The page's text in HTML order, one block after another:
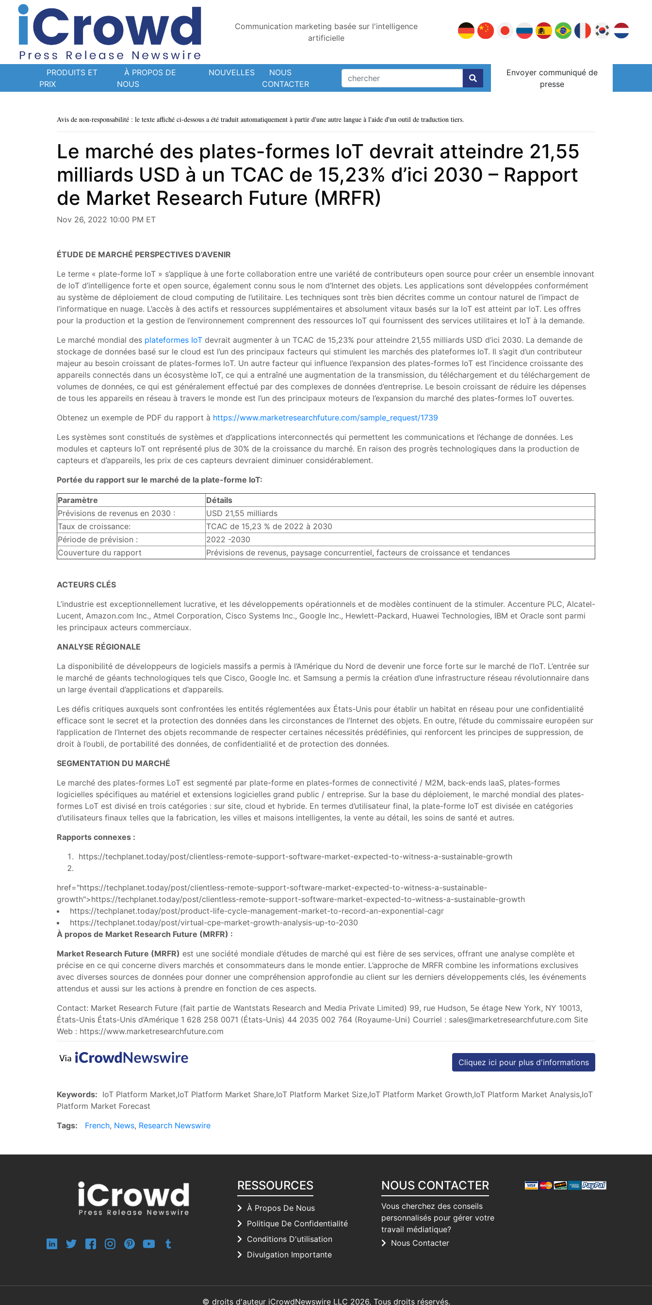
Communication marketing basée sur l'intelligence
artificielle
PRODUITS ET
PRIX
À PROPOS DE
NOUS
NOUVELLES
NOUS
CONTACTER
Envoyer communiqué de
presse
Avis de non-responsabilité : le texte affiché ci-dessous a été traduit automatiquement à partir d'une autre langue à l'aide d'un outil de traduction tiers.
Le marché des plates-formes IoT devrait atteindre 21,55
milliards USD à un TCAC de 15,23% d’ici 2030 – Rapport
de Market Research Future (MRFR)
Nov 26, 2022 10:00 PM ET
ÉTUDE DE MARCHÉ PERSPECTIVES D’AVENIR
Le terme « plate-forme loT » s’applique à une forte collaboration entre une variété de contributeurs open source pour créer un ensemble innovant
de loT d’intelligence forte et open source, également connu sous le nom d’Internet des objets. Les applications sont développées conformément
au système de déploiement de cloud computing de l’utilitaire. Les techniques sont très bien décrites comme un contour naturel de l’impact de
l’informatique en nuage. L’accès à des actifs et ressources supplémentaires et absolument vitaux basés sur la loT est atteint par loT. Les offres
pour la production et la gestion de l’environnement comprennent des ressources loT qui fournissent des services utilitaires et loT à la demande.
Le marché mondial des plateformes IoT devrait augmenter à un TCAC de 15,23% pour atteindre 21,55 milliards USD d’ici 2030. La demande de
stockage de données basé sur le cloud est l’un des principaux facteurs qui stimulent les marchés des plateformes IoT. Il s’agit d’un contributeur
majeur au besoin croissant de plates-formes loT. Un autre facteur qui influence l’expansion des plates-formes loT est l’incidence croissante des
appareils connectés dans un écosystème loT, ce qui a entraîné une augmentation de la transmission, du téléchargement et du téléchargement de
volumes de données, ce qui est généralement effectué par des complexes de données d’entreprise. Le besoin croissant de réduire les dépenses
de tous les appareils en réseau à travers le monde est l’un des principaux moteurs de l’expansion du marché des plates-formes loT ouvertes.
Obtenez un exemple de PDF du rapport à https://www.marketresearchfuture.com/sample_request/1739
Les systèmes sont constitués de systèmes et d’applications interconnectés qui permettent les communications et l’échange de données. Les
modules et capteurs IoT ont représenté plus de 30% de la croissance du marché. En raison des progrès technologiques dans la production de
capteurs et d’appareils, les prix de ces capteurs devraient diminuer considérablement.
Portée du rapport sur le marché de la plate-forme IoT:
Paramètre
Détails
Prévisions de revenus en 2030 :
USD 21,55 milliards
Taux de croissance:
TCAC de 15,23 % de 2022 à 2030
Période de prévision :
2022 -2030
Couverture du rapport
Prévisions de revenus, paysage concurrentiel, facteurs de croissance et tendances
ACTEURS CLÉS
L’industrie est exceptionnellement lucrative, et les développements opérationnels et de modèles continuent de la stimuler. Accenture PLC, Alcatel-
Lucent, Amazon.com Inc., Atmel Corporation, Cisco Systems Inc., Google Inc., Hewlett-Packard, Huawei Technologies, IBM et Oracle sont parmi
les principaux acteurs commerciaux.
ANALYSE RÉGIONALE
La disponibilité de développeurs de logiciels massifs a permis à l’Amérique du Nord de devenir une force forte sur le marché de l’IoT. L’entrée sur
le marché de géants technologiques tels que Cisco, Google Inc. et Samsung a permis la création d’une infrastructure réseau révolutionnaire dans
un large éventail d’applications et d’appareils.
Les défis critiques auxquels sont confrontées les entités réglementées aux États-Unis pour établir un habitat en réseau pour une confidentialité
efficace sont le secret et la protection des données dans les circonstances de l’Internet des objets. En outre, l’étude du commissaire européen sur
l’application de l’Internet des objets recommande de respecter certaines nécessités prédéfinies, qui renforcent les principes de suppression, de
droit à l’oubli, de portabilité des données, de confidentialité et de protection des données.
SEGMENTATION DU MARCHÉ
Le marché des plates-formes LoT est segmenté par plate-forme en plates-formes de connectivité / M2M, back-ends laaS, plates-formes
logicielles spécifiques au matériel et extensions logicielles grand public / entreprise. Sur la base du déploiement, le marché mondial des plates-
formes LoT est divisé en trois catégories : sur site, cloud et hybride. En termes d’utilisateur final, la plate-forme IoT est divisée en catégories
d’utilisateurs finaux telles que la fabrication, les villes et maisons intelligentes, la vente au détail, les soins de santé et autres.
Rapports connexes :
https://techplanet.today/post/clientless-remote-support-software-market-expected-to-witness-a-sustainable-growth
href="https://techplanet.today/post/clientless-remote-support-software-market-expected-to-witness-a-sustainable-
growth">https://techplanet.today/post/clientless-remote-support-software-market-expected-to-witness-a-sustainable-growth
https://techplanet.today/post/product-life-cycle-management-market-to-record-an-exponential-cagr
https://techplanet.today/post/virtual-cpe-market-growth-analysis-up-to-2030
À propos de Market Research Future (MRFR) :
Market Research Future (MRFR) est une société mondiale d’études de marché qui est fière de ses services, offrant une analyse complète et
précise en ce qui concerne divers marchés et consommateurs dans le monde entier. L’approche de MRFR combine les informations exclusives
avec diverses sources de données pour donner une compréhension approfondie au client sur les derniers développements clés, les événements
attendus et aussi sur les actions à prendre en fonction de ces aspects.
Contact: Market Research Future (fait partie de Wantstats Research and Media Private Limited) 99, rue Hudson, 5e étage New York, NY 10013,
États-Unis États-Unis d’Amérique 1 628 258 0071 (États-Unis) 44 2035 002 764 (Royaume-Uni) Courriel : sales@marketresearchfuture.com Site
Web : https://www.marketresearchfuture.com
Cliquez ici pour plus d'informations
Keywords: IoT Platform Market,IoT Platform Market Share,IoT Platform Market Size,IoT Platform Market Growth,IoT Platform Market Analysis,IoT
Platform Market Forecast
Tags:
French, News, Research Newswire
RESSOURCES
À Propos De Nous
Politique De Confidentialité
Conditions D'utilisation
Divulgation Importante
NOUS CONTACTER
Vous cherchez des conseils
personnalisés pour gérer votre
travail médiatique?
Nous Contacter
© droits d'auteur iCrowdNewswire LLC 2026, Tous droits réservés.